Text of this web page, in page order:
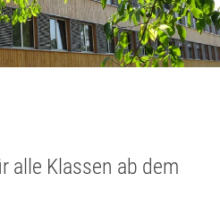
alle Klassen ab dem